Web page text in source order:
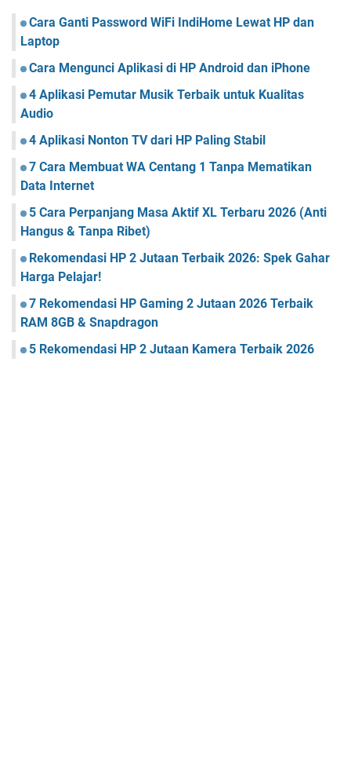
Cara Ganti Password WiFi IndiHome Lewat HP dan
Laptop
Cara Mengunci Aplikasi di HP Android dan iPhone
4 Aplikasi Pemutar Musik Terbaik untuk Kualitas
Audio
4 Aplikasi Nonton TV dari HP Paling Stabil
7 Cara Membuat WA Centang 1 Tanpa Mematikan
Data Internet
5 Cara Perpanjang Masa Aktif XL Terbaru 2026 (Anti
Hangus & Tanpa Ribet)
Rekomendasi HP 2 Jutaan Terbaik 2026: Spek Gahar
Harga Pelajar!
7 Rekomendasi HP Gaming 2 Jutaan 2026 Terbaik
RAM 8GB & Snapdragon
5 Rekomendasi HP 2 Jutaan Kamera Terbaik 2026